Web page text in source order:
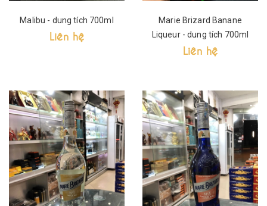
Malibu - dung tích 700ml
Liên hệ
Marie Brizard Banane
Liqueur - dung tích 700ml
Liên hệ